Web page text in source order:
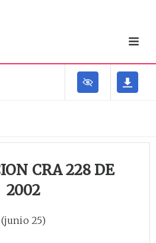
CRA 228 DE
2002
(junio 25)